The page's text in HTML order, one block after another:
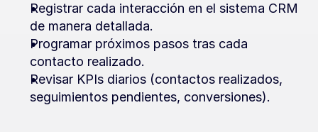
Registrar cada interacción en el sistema CRM
de manera detallada.
Programar próximos pasos tras cada
contacto realizado.
Revisar KPIs diarios (contactos realizados,
seguimientos pendientes, conversiones).